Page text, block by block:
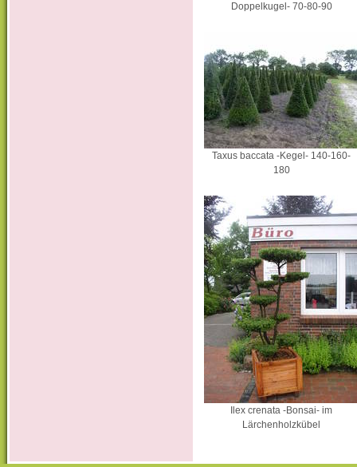
Doppelkugel- 70-80-90
Taxus baccata -Kegel- 140-160-
180
Ilex crenata -Bonsai- im
Lärchenholzkübel